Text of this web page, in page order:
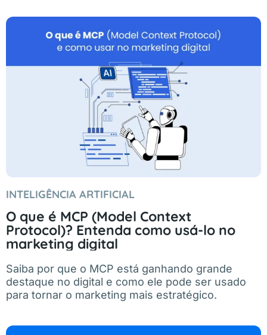
INTELIGÊNCIA ARTIFICIAL
O que é MCP (Model Context
Protocol)? Entenda como usá-lo no
marketing digital
Saiba por que o MCP está ganhando grande
destaque no digital e como ele pode ser usado
para tornar o marketing mais estratégico.